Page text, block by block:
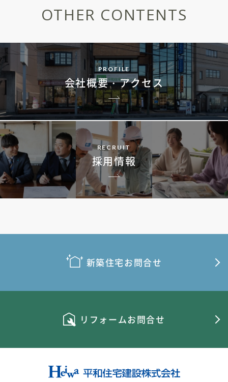
OTHER CONTENTS
PROFILE
会社概要・アクセス
RECRUIT
採用情報
新築住宅お問合せ
リフォームお問合せ